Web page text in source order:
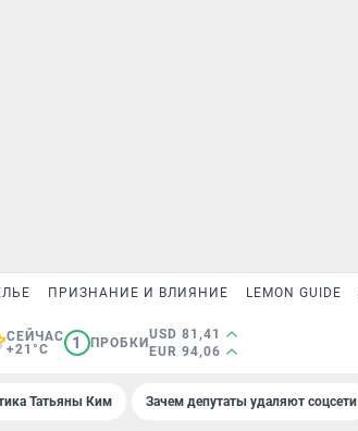
ПРИЗНАНИЕ И ВЛИЯНИЕ LEMON GUIDE
СЕЙЧАС
+21°C
1 ПРОБКИ
USD 81,41
EUR 94,06
Татьяны Ким Зачем депутаты удаляют соцсети